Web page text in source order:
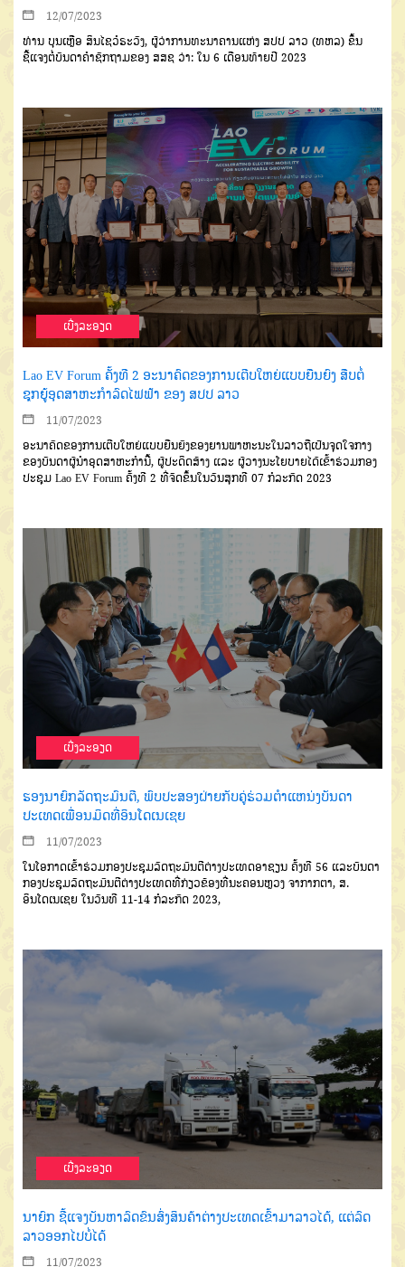
12/07/2023
ທ່ານ ບຸນເຫຼືອ ສິນໄຊວໍຣະວົງ, ຜູ້ວ່າການທະນາຄານແຫ່ງ ສປປ ລາວ (ທຫລ) ຂຶ້ນ
ຊີ້ແຈງຕໍ່ບັນດາຄຳຊັກຖາມຂອງ ສສຊ ວ່າ: ໃນ 6 ເດືອນທ້າຍປີ 2023
ເບີ່ງລະອຽດ
Lao EV Forum ຄັ້ງທີ 2 ອະນາຄົດຂອງການເຕີບໃຫຍ່ແບບຍືນຍົງ ສືບຕໍ່
ຊຸກຍູ້ອຸດສາຫະກຳລົດໄຟຟ້າ ຂອງ ສປປ ລາວ
11/07/2023
ອະນາຄົດຂອງການເຕີບໃຫຍ່ແບບຍືນຍົງຂອງຍານພາຫະນະໃນລາວຖືເປັນຈຸດໃຈກາງ
ຂອງບັນດາຜູ້ນຳອຸດສາຫະກຳນີ້, ຜູ້ປະດິດສ້າງ ແລະ ຜູ້ວາງນະໂຍບາຍໄດ້ເຂົ້າຮ່ວມກອງ
ປະຊຸມ Lao EV Forum ຄັ້ງທີ 2 ທີ່ຈັດຂຶ້ນໃນວັນສຸກທີ 07 ກໍລະກົດ 2023
ເບີ່ງລະອຽດ
ຮອງນາຍົກລັດຖະມົນຕີ, ພົບປະສອງຝ່າຍກັບຄູ່ຮ່ວມຕໍາແຫນ່ງບັນດາ
ປະເທດເພື່ອນມິດທີ່ອິນໂດເນເຊຍ
11/07/2023
ໃນໂອກາດເຂົ້າຮ່ວມກອງປະຊຸມລັດຖະມົນຕີຕ່າງປະເທດອາຊຽນ ຄັ້ງທີ 56 ແລະບັນດາ
ກອງປະຊຸມລັດຖະມົນຕີຕ່າງປະເທດທີ່ກ່ຽວຂ້ອງທີ່ນະຄອນຫຼວງ ຈາກາກຕາ, ສ.
ອິນໂດເນເຊຍ ໃນວັນທີ 11-14 ກໍລະກົດ 2023,
ເບີ່ງລະອຽດ
ນາຍົກ ຊີ້ແຈງບັນຫາລົດຂົນສົ່ງສິນຄ້າຕ່າງປະເທດເຂົ້າມາລາວໄດ້, ແຕ່ລົດ
ລາວອອກໄປບໍ່ໄດ້
11/07/2023